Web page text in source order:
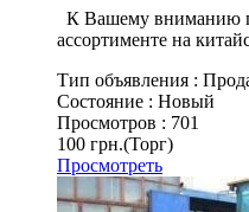
К Вашему вниманию
ассортименте на
Тип объявления :
Состояние : Новый
Просмотров : 701
100 грн.(Торг)
Просмотреть